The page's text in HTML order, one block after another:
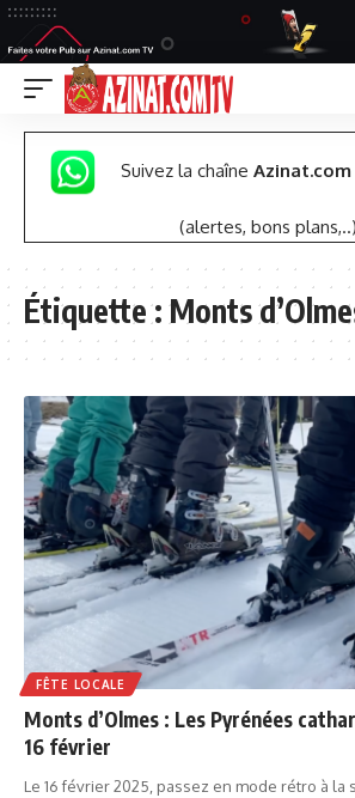
Suivez la chaîne
(alertes, bons plans,..)
Étiquette :Monts
FÊTE LOCALE
Monts d’Olmes : Les Pyrénées
16 février
Le 16 février 2025, passez en mode rétro à la